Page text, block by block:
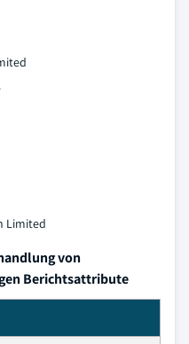
Limited
von
Berichtsattribute